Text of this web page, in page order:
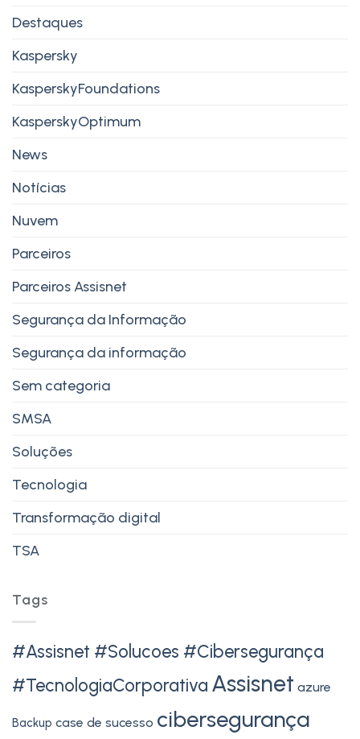
Destaques
Kaspersky
KasperskyFoundations
KasperskyOptimum
News
Notícias
Nuvem
Parceiros
Parceiros Assisnet
Segurança da Informação
Segurança da informação
Sem categoria
SMSA
Soluções
Tecnologia
Transformação digital
TSA
Tags
#Assisnet #Solucoes #Cibersegurança
#TecnologiaCorporativa Assisnet azure
Backup case de sucesso cibersegurança